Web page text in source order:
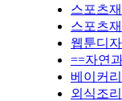
스포츠
스포츠
웹툰디
==자연
베이커
외식조